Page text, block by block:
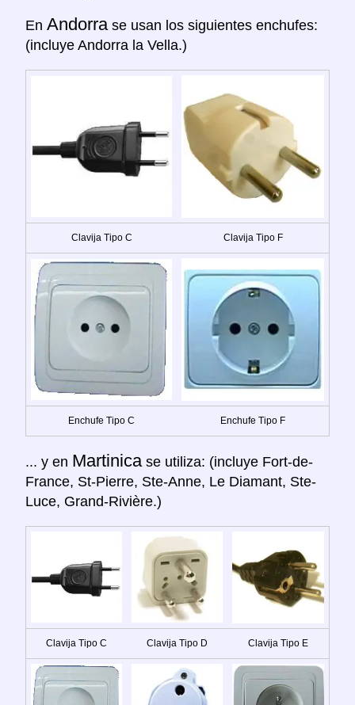
En Andorra se usan los siguientes enchufes:
(incluye Andorra la Vella.)
Clavija Tipo C Clavija Tipo F
Enchufe Tipo C Enchufe Tipo F
... y en Martinica se utiliza: (incluye Fort-de-
France, St-Pierre, Ste-Anne, Le Diamant, Ste-
Luce, Grand-Rivière.)
Clavija Tipo C Clavija Tipo D Clavija Tipo E